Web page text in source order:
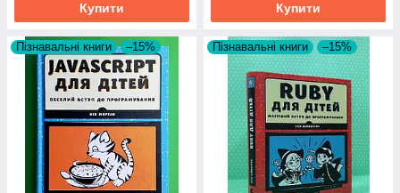
Купити Купити
Пізнавальні книги –15% Пізнавальні книги –15%